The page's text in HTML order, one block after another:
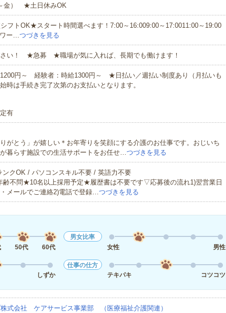
金） ★土日休みOK
フトOK★スタート時間選べます！7:00～16:009:00～17:0011:00～19:00
ー…つづきを見る
さい！ ★急募 ★職場が気に入れば、長期でも働けます！
円～ 経験者：時給1300円～ ★日払い／週払い制度あり（月払いも
時は手続き完了次第のお支払いとなります。
有
がとう」が嬉しい＊お年寄りを笑顔にする介護のお仕事です。おじいち
暮らす施設での生活サポートをお任せ…つづきを見る
クOK / パソコンスキル不要 / 英語力不要
齢不問★10名以上採用予定★履歴書は不要です▽応募後の流れ1)翌営業日
メールでご連絡2)電話で登録…つづきを見る
50代 60代
男女比率
女性
男性
しずか
仕事の仕方
テキパキ
コツコツ
式会社 ケアサービス事業部 （医療福祉介護関連）